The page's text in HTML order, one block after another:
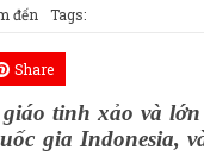
đến Tags:
Share
tinh xảo và
gia Indonesia,